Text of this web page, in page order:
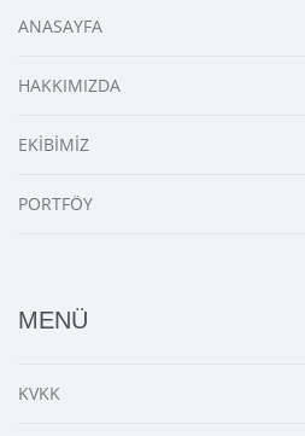
ANASAYFA
HAKKIMIZDA
EKİBİMİZ
PORTFÖY
MENÜ
KVKK